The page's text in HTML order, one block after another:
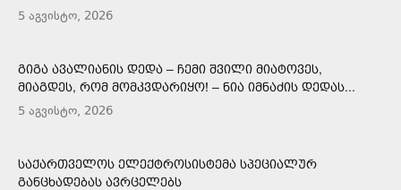
5 აგვისტო, 2026
ᲒᲘᲒᲐ ᲐᲕᲐᲚᲘᲐᲜᲘᲡ ᲓᲔᲓᲐ – ᲩᲔᲛᲘ ᲨᲕᲘᲚᲘ ᲛᲘᲐᲢᲝᲕᲔᲡ,
ᲛᲘᲐᲒᲓᲔᲡ, ᲠᲝᲛ ᲛᲝᲛᲙᲕᲓᲐᲠᲘᲧᲝ! – ᲜᲘᲐ ᲘᲛᲜᲐᲫᲘᲡ ᲓᲔᲓᲐᲡ...
5 აგვისტო, 2026
ᲡᲐᲥᲐᲠᲗᲕᲔᲚᲝᲡ ᲔᲚᲔᲥᲢᲠᲝᲡᲘᲡᲢᲔᲛᲐ ᲡᲞᲔᲪᲘᲐᲚᲣᲠ
ᲒᲐᲜᲪᲮᲐᲓᲔᲑᲐᲡ ᲐᲕᲠᲪᲔᲚᲔᲑᲡ